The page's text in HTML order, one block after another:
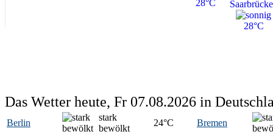
28°C
28°C
Das Wetter heute, Fr 07.08.2026 in
Berlin
stark
bewölkt
24°C Bremen